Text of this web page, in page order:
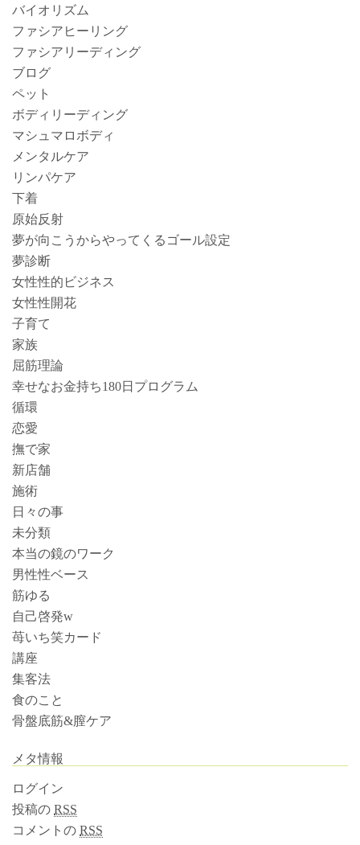
バイオリズム
ファシアヒーリング
ファシアリーディング
ブログ
ペット
ボディリーディング
マシュマロボディ
メンタルケア
リンパケア
下着
原始反射
夢が向こうからやってくるゴール設定
夢診断
女性性的ビジネス
女性性開花
子育て
家族
屈筋理論
幸せなお金持ち180日プログラム
循環
恋愛
撫で家
新店舗
施術
日々の事
未分類
本当の鏡のワーク
男性性ベース
筋ゆる
自己啓発w
苺いち笑カード
講座
集客法
食のこと
骨盤底筋&膣ケア
メタ情報
ログイン
投稿の RSS
コメントの RSS